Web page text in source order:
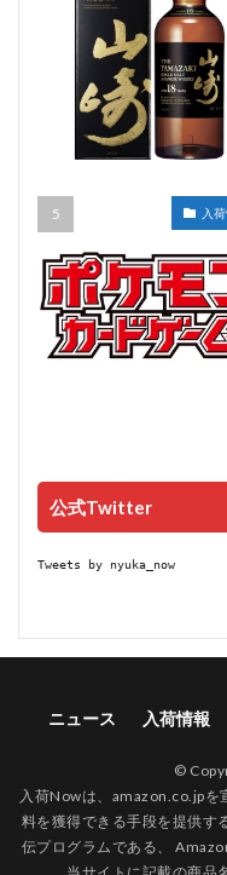
入
公式Twitter
Tweets by nyuka_now
ニュース 入荷情報
©
入荷Nowは、amazon.co.jpを
料を獲得できる手段を提供す
伝プログラムである、
当サイトに記載の商品